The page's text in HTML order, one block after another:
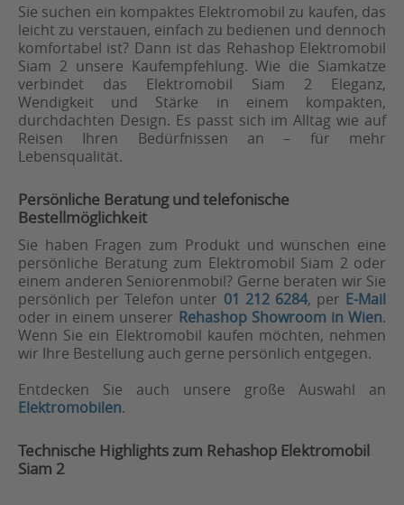
Sie suchen ein kompaktes Elektromobil zu kaufen, das
leicht zu verstauen, einfach zu bedienen und dennoch
komfortabel ist? Dann ist das Rehashop Elektromobil
Siam 2 unsere Kaufempfehlung. Wie die Siamkatze
verbindet das Elektromobil Siam 2 Eleganz,
Wendigkeit und Stärke in einem kompakten,
durchdachten Design. Es passt sich im Alltag wie auf
Reisen Ihren Bedürfnissen an – für mehr
Lebensqualität.
Persönliche Beratung und telefonische
Bestellmöglichkeit
Sie haben Fragen zum Produkt und wünschen eine
persönliche Beratung zum Elektromobil Siam 2 oder
einem anderen Seniorenmobil? Gerne beraten wir Sie
persönlich per Telefon unter 01 212 6284, per E-Mail
oder in einem unserer Rehashop Showroom in Wien.
Wenn Sie ein Elektromobil kaufen möchten, nehmen
wir Ihre Bestellung auch gerne persönlich entgegen.
Entdecken Sie auch unsere große Auswahl an
Elektromobilen.
Technische Highlights zum Rehashop Elektromobil
Siam 2